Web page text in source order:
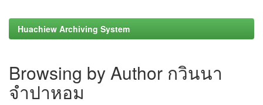
Huachiew Archiving System
Browsing by Author กวินนา
จำปาหอม